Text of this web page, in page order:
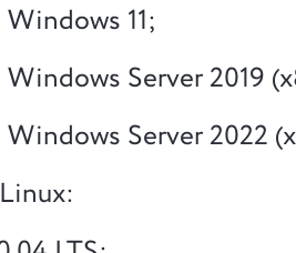
11;
Server 2019
Server 2022